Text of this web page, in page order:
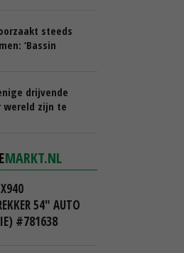
steeds
‘Bassin
al leeg’
drijvende
wereld zijn te
MARKT.NL
54" AUTO
#781638